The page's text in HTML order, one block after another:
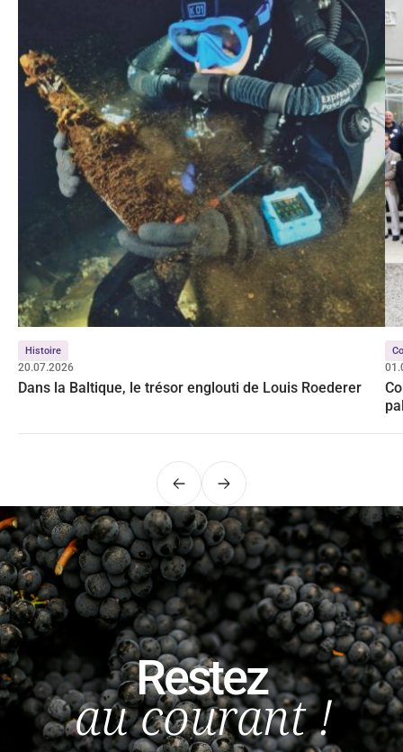
Histoire
20.07.2026
Dans la Baltique, le trésor englouti de Louis Roederer
PrécédentSuivant
Restez
au courant !